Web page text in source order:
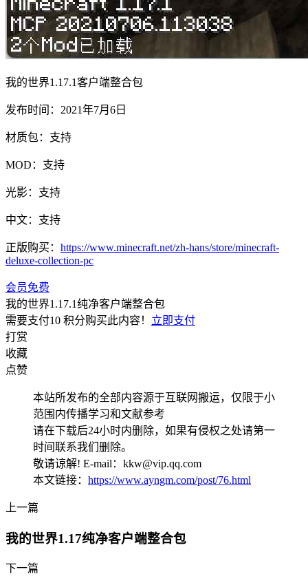
我的世界1.17.1客户端整合包
发布时间：2021年7月6日
材质包：支持
MOD：支持
光影：支持
中文：支持
正版购买： https://www.minecraft.net/zh-hans/store/minecraft-
deluxe-collection-pc
会员免费
我的世界1.17.1纯净客户端整合包
需要支付10 积分购买此内容！ 立即支付
打赏
收藏
点赞
本站所发布的全部内容源于互联网搬运，仅限于小
范围内传播学习和文献参考
请在下载后24小时内删除，如果有侵权之处请第一
时间联系我们删除。
敬请谅解! E-mail：kkw@vip.qq.com
本文链接： https://www.ayngm.com/post/76.html
上一篇
我的世界1.17纯净客户端整合包
下一篇